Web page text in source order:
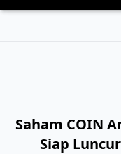
Saham COIN
Siap